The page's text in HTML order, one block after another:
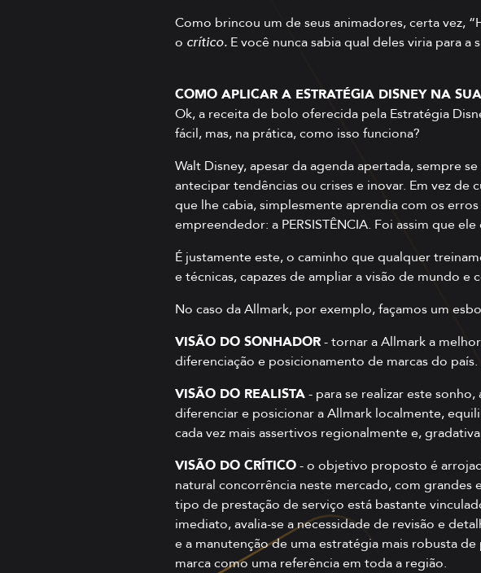
Como brincou um de seus animadores, certa vez,
o crítico.E você nunca sabia qual deles viria para a
COMO APLICAR A ESTRATÉGIA DISNEY NA
Ok, a receita de bolo oferecida pela Estratégia
fácil, mas, na prática, como isso funciona?
Walt Disney, apesar da agenda apertada, sempre
antecipar tendências ou crises e inovar. Em vez de
que lhe cabia, simplesmente aprendia com os
empreendedor: a PERSISTÊNCIA. Foi assim que
É justamente este, o caminho que qualquer
e técnicas, capazes de ampliar a visão de mundo
No caso da Allmark, por exemplo, façamos um
VISÃO DO SONHADOR- tornar a Allmark a
diferenciação e posicionamento de marcas do país.
VISÃO DO REALISTA- para se realizar este
diferenciar e posicionar a Allmark localmente,
cada vez mais assertivos regionalmente e,
VISÃO DO CRÍTICO- o objetivo proposto é
natural concorrência neste mercado, com grandes
tipo de prestação de serviço está bastante
imediato, avalia-se a necessidade de revisão e
e a manutenção de uma estratégia mais robusta
marca como uma referência em toda a região.